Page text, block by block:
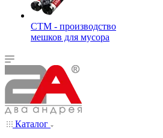
СТМ - производство
мешков для мусора
Каталог